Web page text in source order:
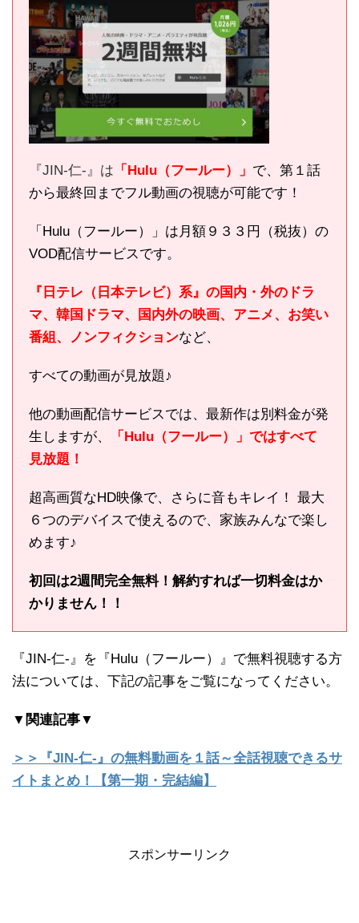
『JIN-仁-』は 「Hulu（フールー）」 で、第１話
から最終回までフル動画の視聴が可能です！
「Hulu（フールー）」は月額９３３円（税抜）の
VOD配信サービスです。
『日テレ（日本テレビ）系』の国内・外のドラ
マ、韓国ドラマ、国内外の映画、アニメ、お笑い
番組、ノンフィクションなど、
すべての動画が見放題♪
他の動画配信サービスでは、最新作は別料金が発
生しますが、
「Hulu（フールー）」ではすべて
見放題！
超高画質なHD映像で、さらに音もキレイ！ 最大
６つのデバイスで使えるので、家族みんなで楽し
めます♪
初回は2週間完全無料！解約すれば一切料金はか
かりません！！
『JIN-仁-』を『Hulu（フールー）』で無料視聴する方
法については、下記の記事をご覧になってください。
▼関連記事▼
＞＞『JIN-仁-』の無料動画を１話～全話視聴できるサ
イトまとめ！【第一期・完結編】
スポンサーリンク